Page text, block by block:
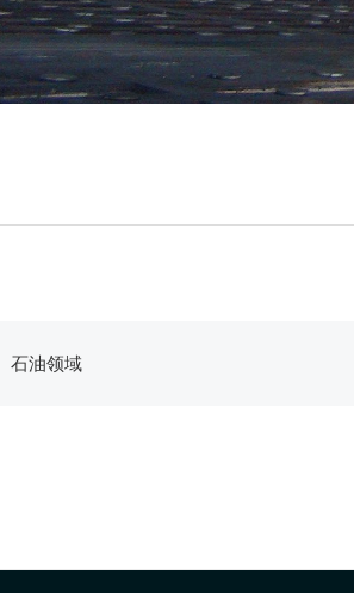
石油领域